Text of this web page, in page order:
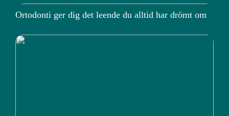
Ortodonti ger dig det leende du alltid har drömt om